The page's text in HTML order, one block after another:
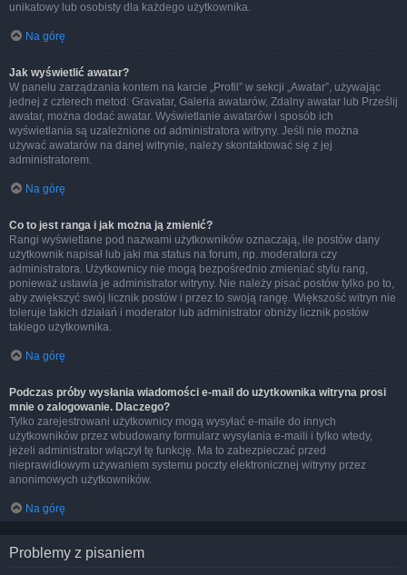
unikatowy lub osobisty dla każdego użytkownika.
Na górę
Jak wyświetlić awatar?
W panelu zarządzania kontem na karcie „Profil” w sekcji „Awatar”, używając
jednej z czterech metod: Gravatar, Galeria awatarów, Zdalny awatar lub Prześlij
awatar, można dodać awatar. Wyświetlanie awatarów i sposób ich
wyświetlania są uzależnione od administratora witryny. Jeśli nie można
używać awatarów na danej witrynie, należy skontaktować się z jej
administratorem.
Na górę
Co to jest ranga i jak można ją zmienić?
Rangi wyświetlane pod nazwami użytkowników oznaczają, ile postów dany
użytkownik napisał lub jaki ma status na forum, np. moderatora czy
administratora. Użytkownicy nie mogą bezpośrednio zmieniać stylu rang,
ponieważ ustawia je administrator witryny. Nie należy pisać postów tylko po to,
aby zwiększyć swój licznik postów i przez to swoją rangę. Większość witryn nie
toleruje takich działań i moderator lub administrator obniży licznik postów
takiego użytkownika.
Na górę
Podczas próby wysłania wiadomości e-mail do użytkownika witryna prosi
mnie o zalogowanie. Dlaczego?
Tylko zarejestrowani użytkownicy mogą wysyłać e-maile do innych
użytkowników przez wbudowany formularz wysyłania e-maili i tylko wtedy,
jeżeli administrator włączył tę funkcję. Ma to zabezpieczać przed
nieprawidłowym używaniem systemu poczty elektronicznej witryny przez
anonimowych użytkowników.
Na górę
Problemy z pisaniem